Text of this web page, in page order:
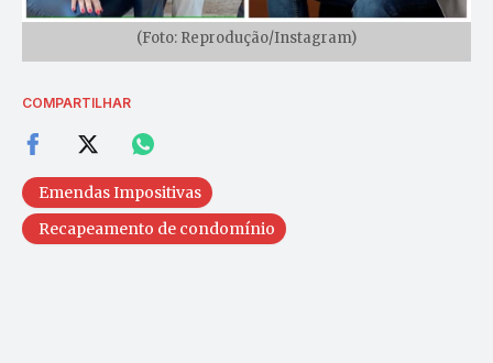
(Foto: Reprodução/Instagram)
COMPARTILHAR
Emendas Impositivas
Recapeamento de condomínio